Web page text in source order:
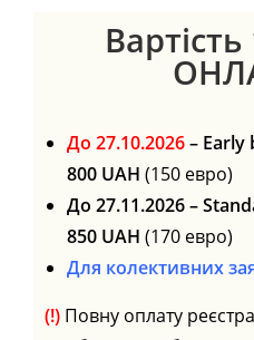
До 27.10.2026– Early
800 UAH (150 евро)
До 27.11.2026 –
850 UAH (170 евро)
Для колективних
(!) Повну оплату